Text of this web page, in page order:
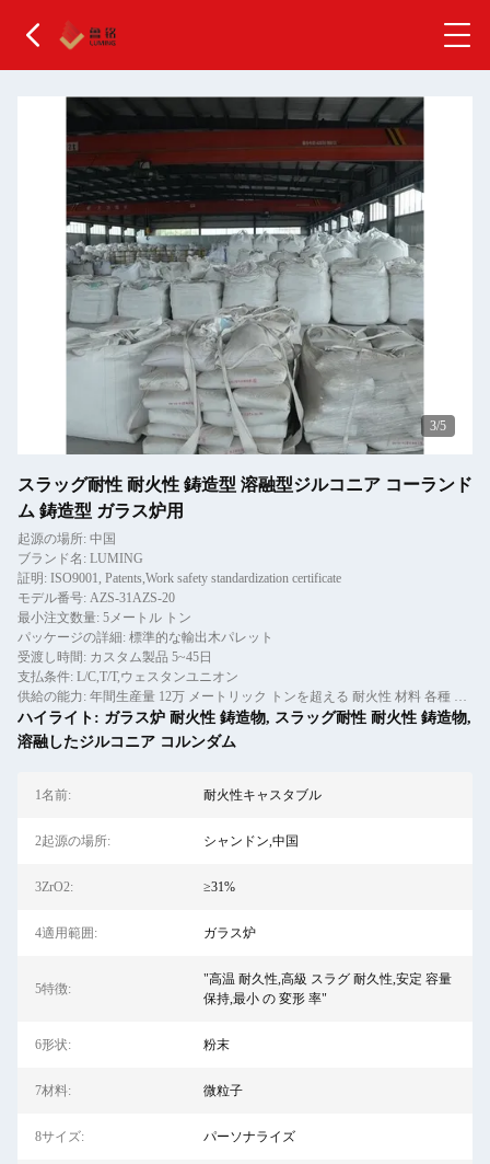
3/5
スラッグ耐性 耐火性 鋳造型 溶融型ジルコニア コーランド
ム 鋳造型 ガラス炉用
起源の場所: 中国
ブランド名: LUMING
証明: ISO9001, Patents,Work safety standardization certificate
モデル番号: AZS-31AZS-20
最小注文数量: 5メートル トン
パッケージの詳細: 標準的な輸出木パレット
受渡し時間: カスタム製品 5~45日
支払条件: L/C,T/T,ウェスタンユニオン
供給の能力: 年間生産量 12万 メートリック トンを超える 耐火性 材料 各種 鋳物,プレフォーム,レンガ を含む
ハイライト: ガラス炉 耐火性 鋳造物, スラッグ耐性 耐火性 鋳造物,
溶融したジルコニア コルンダム
1名前: 耐火性キャスタブル
2起源の場所: シャンドン,中国
3ZrO2: ≥31%
4適用範囲: ガラス炉
5特徴:
"高温 耐久性,高級 スラグ 耐久性,安定 容量
保持,最小 の 変形 率"
6形状: 粉末
7材料: 微粒子
8サイズ: パーソナライズ